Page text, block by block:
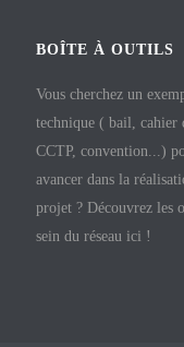
BOÎTE À OUTILS
Vous cherchez un
technique ( bail, cahier
CCTP, convention...)
avancer dans la
projet ? Découvrez les
sein du réseau ici !